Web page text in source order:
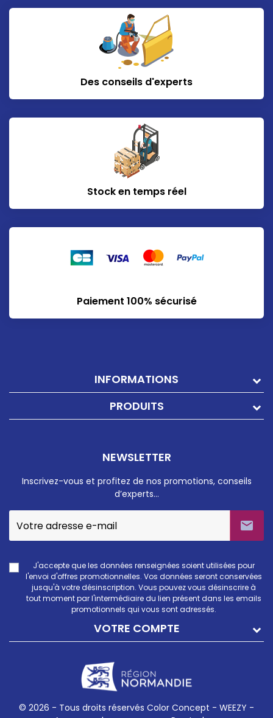
Des conseils d'experts
Stock en temps réel
Paiement 100% sécurisé
INFORMATIONS
PRODUITS
NEWSLETTER
Inscrivez-vous et profitez de nos promotions, conseils
d’experts…

J'accepte que les données renseignées soient utilisées pour
l'envoi d'offres promotionnelles. Vos données seront conservées
jusqu'à votre désinscription. Vous pouvez vous désinscrire à
tout moment par l'intermédiaire du lien présent dans les emails
promotionnels qui vous sont adressés.
VOTRE COMPTE
© 2026 - Tous droits réservés Color Concept - WEEZY -